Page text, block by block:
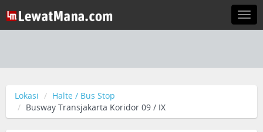
Lokasi
Halte / Bus Stop
Busway Transjakarta Koridor 09 / IX